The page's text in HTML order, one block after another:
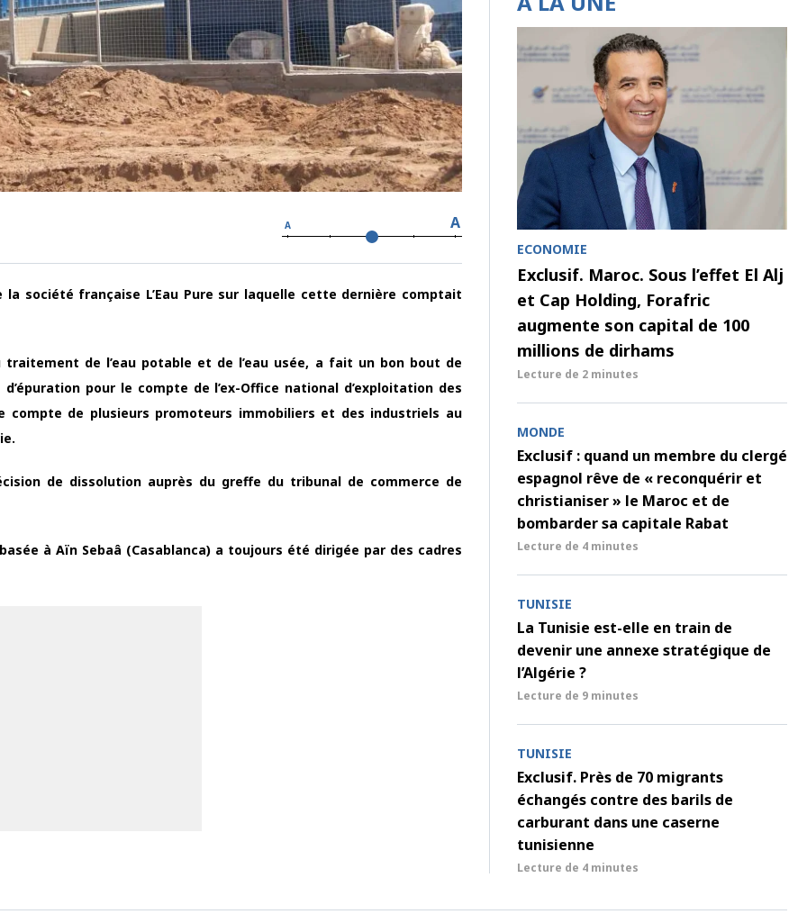
A A
la société française L’Eau Pure sur laquelle cette dernière comptait
traitement de l’eau potable et de l’eau usée, a fait un bon bout de
pour le compte de l’ex-Office national d’exploitation des
compte de plusieurs promoteurs immobiliers et des industriels au
de dissolution auprès du greffe du tribunal de commerce de
à Aïn Sebaâ (Casablanca) a toujours été dirigée par des cadres
ECONOMIE
Exclusif. Maroc. Sous l’effet El Alj
et Cap Holding, Forafric
augmente son capital de 100
millions de dirhams
Lecture de 2 minutes
MONDE
Exclusif : quand un membre du clergé
espagnol rêve de « reconquérir et
christianiser » le Maroc et de
bombarder sa capitale Rabat
Lecture de 4 minutes
TUNISIE
La Tunisie est-elle en train de
devenir une annexe stratégique de
l’Algérie ?
Lecture de 9 minutes
TUNISIE
Exclusif. Près de 70 migrants
échangés contre des barils de
carburant dans une caserne
tunisienne
Lecture de 4 minutes